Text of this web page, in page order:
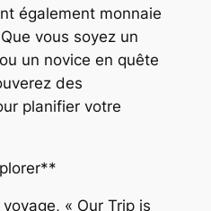
également monnaie
vous soyez un
un novice en quête
des
planifier votre
« Our Trip is